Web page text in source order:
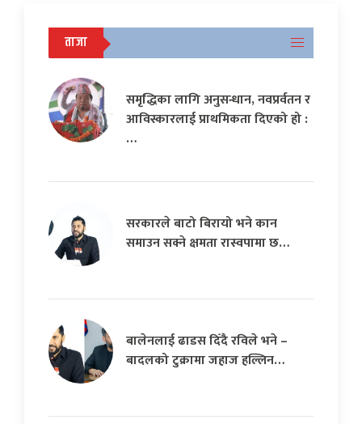
ताजा
समृद्धिका लागि अनुसन्धान, नवप्रर्वतन र
आविस्कारलाई प्राथमिकता दिएको हो :
…
सरकारले बाटो बिरायो भने कान
समाउन सक्ने क्षमता रास्वपामा छ…
बालेनलाई ढाडस दिँदै रविले भने –
बादलको टुक्रामा जहाज हल्लिन…